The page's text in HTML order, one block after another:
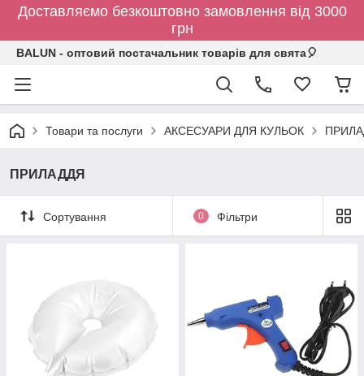
Доставляємо безкоштовно замовлення від 3000
грн
BALUN - оптовий постачальник товарів для свята🎈
Товари та послуги АКСЕСУАРИ ДЛЯ КУЛЬОК
ПРИЛАДДЯ
Сортування 0 Фільтри